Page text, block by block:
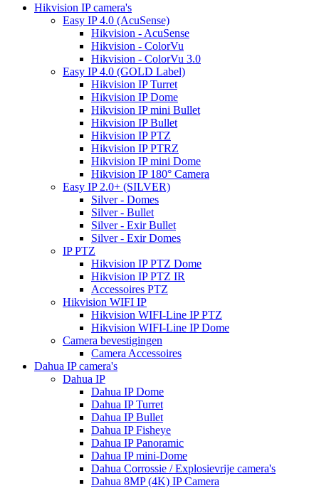
Hikvision IP camera's
Easy IP 4.0 (AcuSense)
Hikvision - AcuSense
Hikvision - ColorVu
Hikvision - ColorVu 3.0
Easy IP 4.0 (GOLD Label)
Hikvision IP Turret
Hikvision IP Dome
Hikvision IP mini Bullet
Hikvision IP Bullet
Hikvision IP PTZ
Hikvision IP PTRZ
Hikvision IP mini Dome
Hikvision IP 180° Camera
Easy IP 2.0+ (SILVER)
Silver - Domes
Silver - Bullet
Silver - Exir Bullet
Silver - Exir Domes
IP PTZ
Hikvision IP PTZ Dome
Hikvision IP PTZ IR
Accessoires PTZ
Hikvision WIFI IP
Hikvision WIFI-Line IP PTZ
Hikvision WIFI-Line IP Dome
Camera bevestigingen
Camera Accessoires
Dahua IP camera's
Dahua IP
Dahua IP Dome
Dahua IP Turret
Dahua IP Bullet
Dahua IP Fisheye
Dahua IP Panoramic
Dahua IP mini-Dome
Dahua Corrossie / Explosievrije camera's
Dahua 8MP (4K) IP Camera